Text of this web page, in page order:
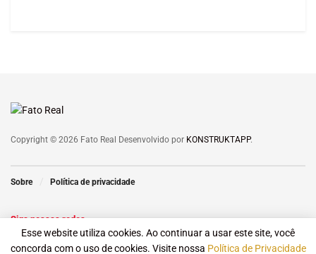
Copyright © 2026 Fato Real Desenvolvido por KONSTRUKTAPP.
Sobre Política de privacidade
Siga nossas redes
Esse website utiliza cookies. Ao continuar a usar este site, você
concorda com o uso de cookies. Visite nossa Política de Privacidade